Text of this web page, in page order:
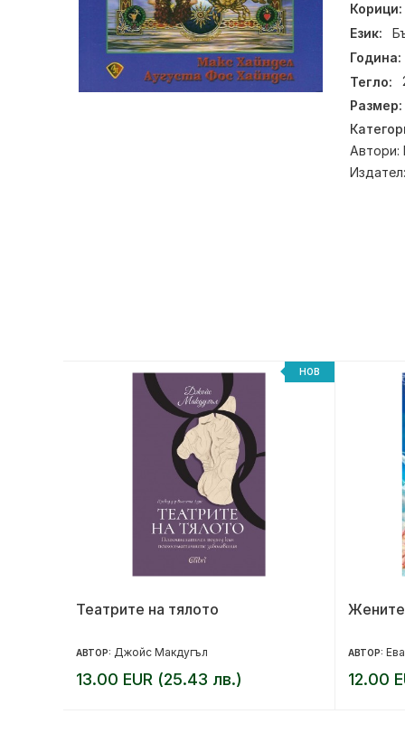
Корици:
Език:
Година:
Тегло:
Размер:
Автори:
Издател:
НОВ
Театрите на тялото
АВТОР: Джойс Макдугъл
13.00 EUR (25.43 лв.)
АВТОР:
12.00